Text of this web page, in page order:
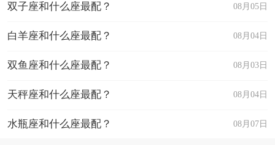
08月05日
双子座和什么座最配？
08月04日
白羊座和什么座最配？
08月03日
双鱼座和什么座最配？
08月04日
天秤座和什么座最配？
08月07日
水瓶座和什么座最配？